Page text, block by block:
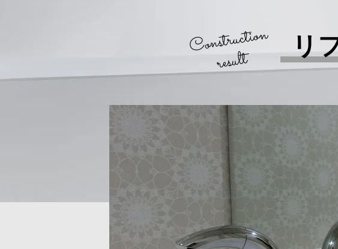
リ
Construction
result